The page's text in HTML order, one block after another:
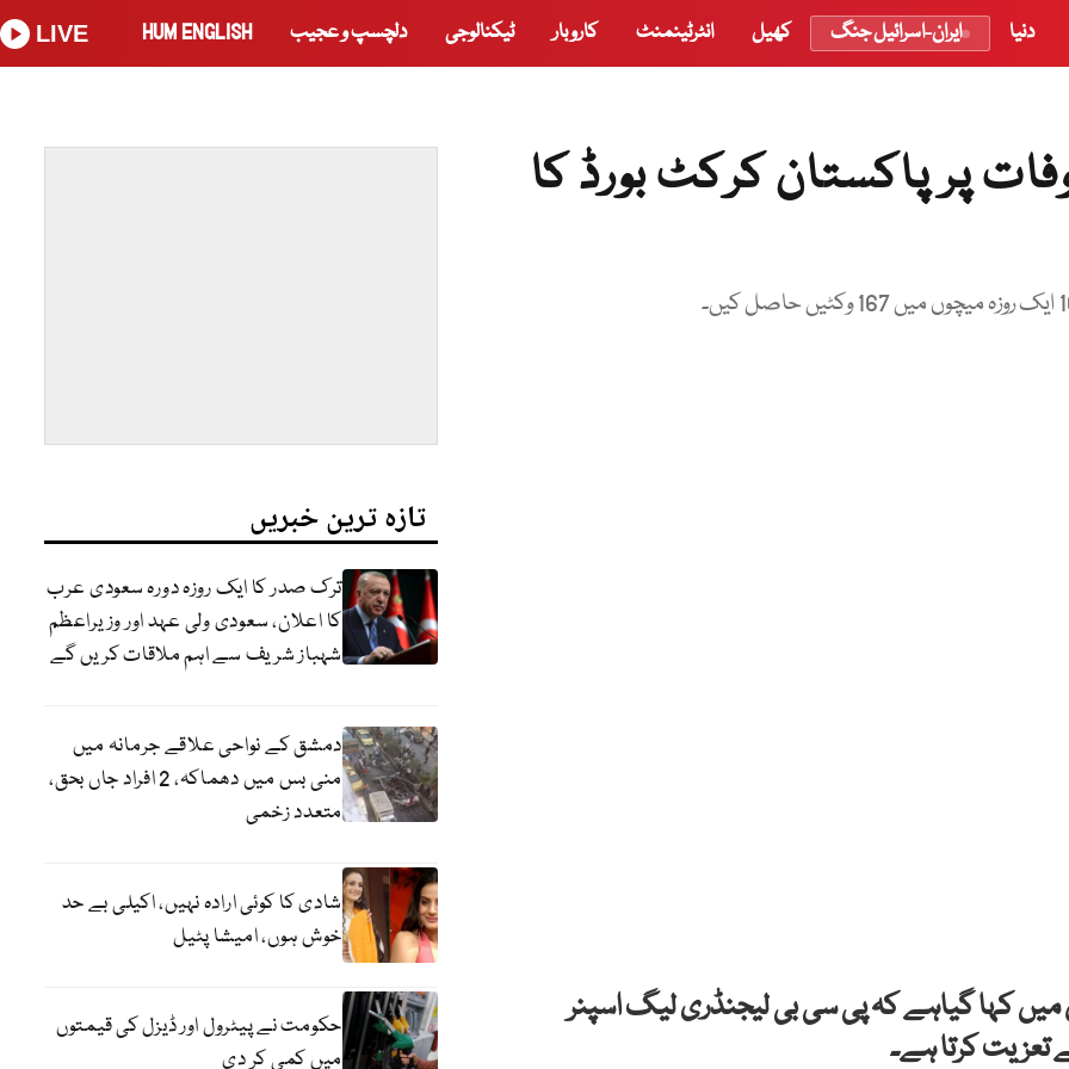
دنیا ایران-اسرائیل جنگ کھیل انٹرٹینمنٹ کاروبار ٹیکنالوجی دلچسپ و عجیب HUM ENGLISH
LIVE
پر پاکستان کرکٹ بورڈ کا
کہا گیاہے کہ پی سی بی لیجنڈری لیگ اسپنر
تعزیت کرتا ہے۔
تازہ ترین خبریں
ترک صدر کا ایک روزہ دورہ سعودی عرب
کا اعلان، سعودی ولی عہد اور وزیراعظم
شہباز شریف سے اہم ملاقات کریں گے
دمشق کے نواحی علاقے جرمانہ میں
منی بس میں دھماکہ، 2 افراد جاں بحق،
متعدد زخمی
شادی کا کوئی ارادہ نہیں، اکیلی بے حد
خوش ہوں، امیشا پٹیل
حکومت نے پیٹرول اور ڈیزل کی قیمتوں
میں کمی کر دی